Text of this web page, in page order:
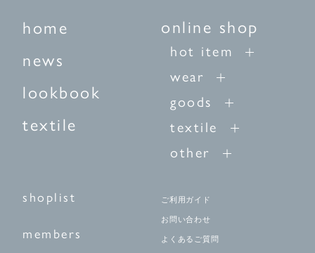
home
news
lookbook
textile
online shop
hot item
wear
goods
textile
other
shoplist
members
ご利用ガイド
お問い合わせ
よくあるご質問